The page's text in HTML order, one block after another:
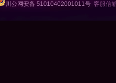
川公网安备 51010402001011号 客服信